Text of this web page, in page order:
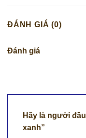
ĐÁNH GIÁ (0)
Đánh giá
Hãy là người
xanh”